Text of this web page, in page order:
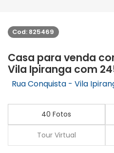
Cod: 825469
Casa para venda
Vila Ipiranga com
Rua Conquista - Vila
40 Fotos
Tour Virtual